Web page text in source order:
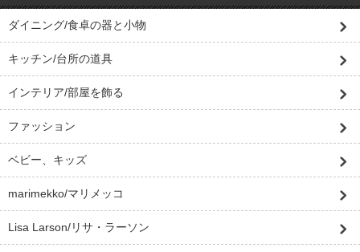
ダイニング/食卓の器と小物
キッチン/台所の道具
インテリア/部屋を飾る
ファッション
ベビー、キッズ
marimekko/マリメッコ
Lisa Larson/リサ・ラーソン